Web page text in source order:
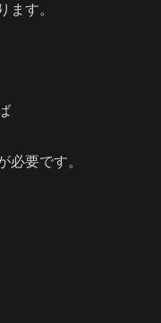
ます。
必要です。